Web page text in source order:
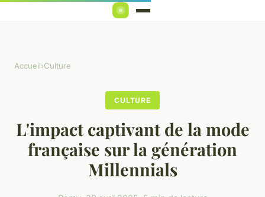
Accueil›Culture
CULTURE
L'impact captivant de la mode
française sur la génération
Millennials